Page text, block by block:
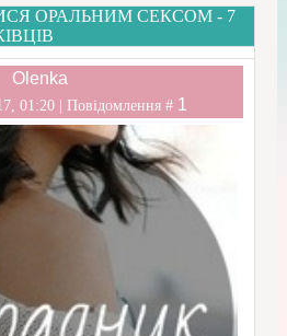
ОРАЛЬНИМ СЕКСОМ - 7
Olenka
01:20 | Повідомлення # 1